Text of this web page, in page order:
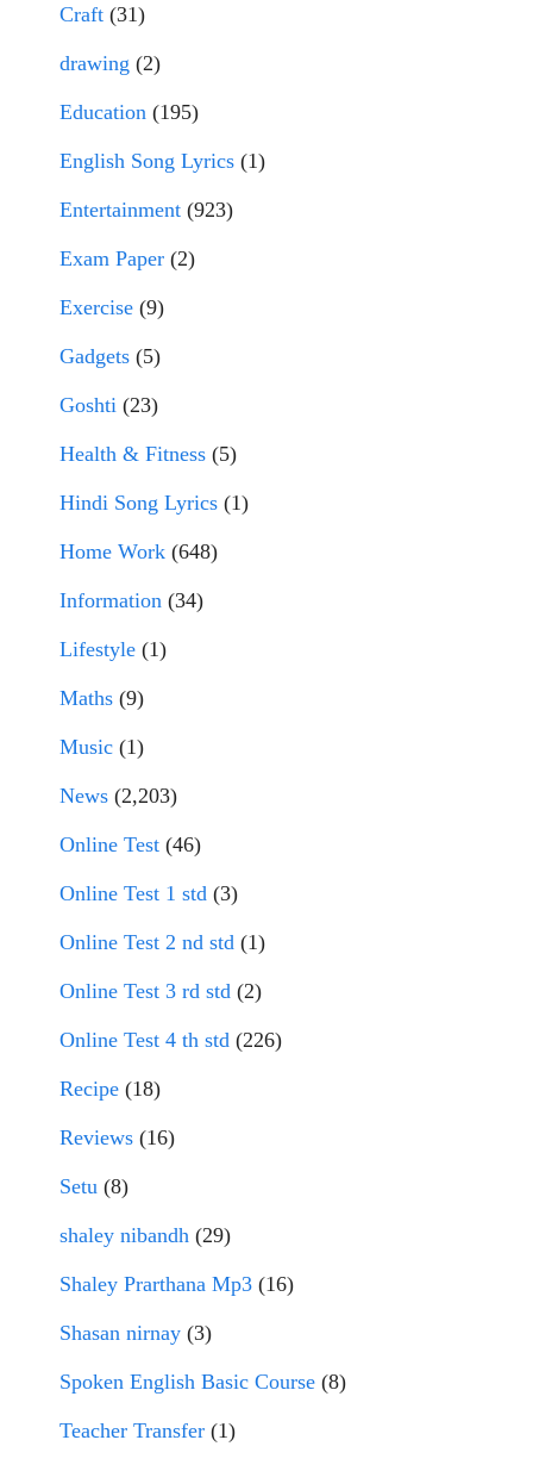
Craft (31)
drawing (2)
Education (195)
English Song Lyrics (1)
Entertainment (923)
Exam Paper (2)
Exercise (9)
Gadgets (5)
Goshti (23)
Health & Fitness (5)
Hindi Song Lyrics (1)
Home Work (648)
Information (34)
Lifestyle (1)
Maths (9)
Music (1)
News (2,203)
Online Test (46)
Online Test 1 std (3)
Online Test 2 nd std (1)
Online Test 3 rd std (2)
Online Test 4 th std (226)
Recipe (18)
Reviews (16)
Setu (8)
shaley nibandh (29)
Shaley Prarthana Mp3 (16)
Shasan nirnay (3)
Spoken English Basic Course (8)
Teacher Transfer (1)